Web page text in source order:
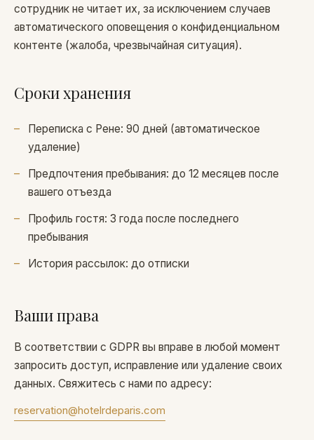
сотрудник не читает их, за исключением случаев
автоматического оповещения о конфиденциальном
контенте (жалоба, чрезвычайная ситуация).
Сроки хранения
Переписка с Рене: 90 дней (автоматическое
удаление)
Предпочтения пребывания: до 12 месяцев после
вашего отъезда
Профиль гостя: 3 года после последнего
пребывания
История рассылок: до отписки
Ваши права
В соответствии с GDPR вы вправе в любой момент
запросить доступ, исправление или удаление своих
данных. Свяжитесь с нами по адресу:
reservation@hotelrdeparis.com